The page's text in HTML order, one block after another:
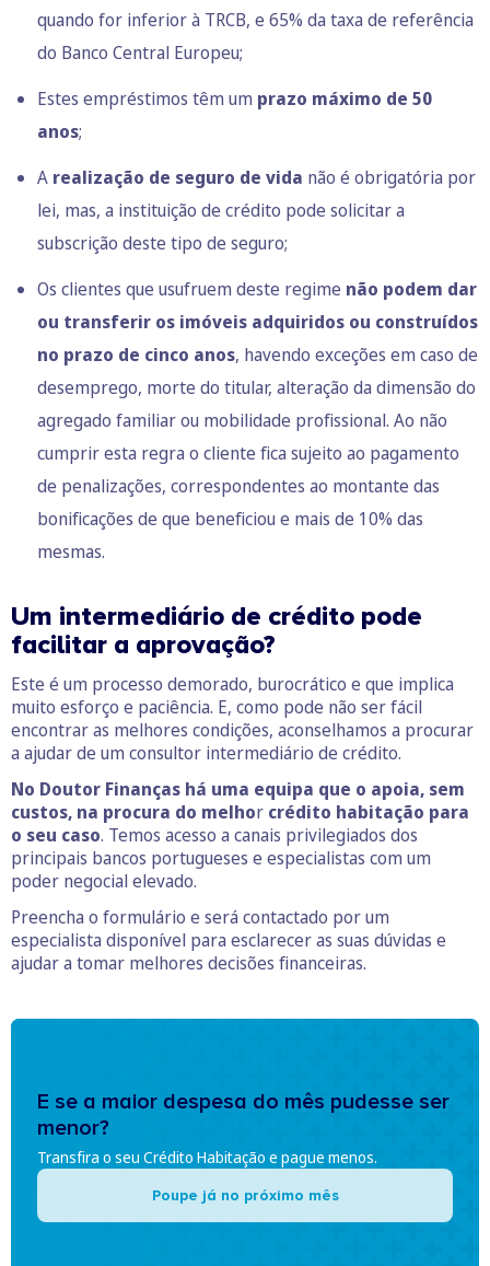
quando for inferior à TRCB, e 65% da taxa de referência
do Banco Central Europeu;
Estes empréstimos têm um prazo máximo de 50
anos;
A realização de seguro de vida não é obrigatória por
lei, mas, a instituição de crédito pode solicitar a
subscrição deste tipo de seguro;
Os clientes que usufruem deste regime não podem dar
ou transferir os imóveis adquiridos ou construídos
no prazo de cinco anos, havendo exceções em caso de
desemprego, morte do titular, alteração da dimensão do
agregado familiar ou mobilidade profissional. Ao não
cumprir esta regra o cliente fica sujeito ao pagamento
de penalizações, correspondentes ao montante das
bonificações de que beneficiou e mais de 10% das
mesmas.
Um intermediário de crédito pode
facilitar a aprovação?
Este é um processo demorado, burocrático e que implica
muito esforço e paciência. E, como pode não ser fácil
encontrar as melhores condições, aconselhamos a procurar
a ajudar de um consultor intermediário de crédito.
No Doutor Finanças há uma equipa que o apoia, sem
custos, na procura do melhor crédito habitação para
o seu caso. Temos acesso a canais privilegiados dos
principais bancos portugueses e especialistas com um
poder negocial elevado.
Preencha o formulário e será contactado por um
especialista disponível para esclarecer as suas dúvidas e
ajudar a tomar melhores decisões financeiras.
E se a maior despesa do mês pudesse ser
menor?
Transfira o seu Crédito Habitação e pague menos.
Poupe já no próximo mês